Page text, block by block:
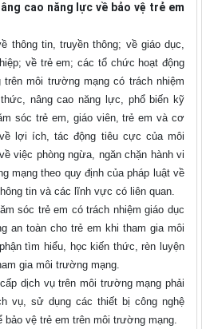
cao năng lực về bảo vệ trẻ em
thông tin, truyền thông; về giáo dục,
về trẻ em; các tổ chức hoạt động
môi trường mạng có trách nhiệm
nâng cao năng lực, phổ biến kỹ
sóc trẻ em, giáo viên, trẻ em và cơ
lợi ích, tác động tiêu cực của môi
việc phòng ngừa, ngăn chặn hành vi
mạng theo quy định của pháp luật về
tin và các lĩnh vực có liên quan.
sóc trẻ em có trách nhiệm giáo dục
an toàn cho trẻ em khi tham gia môi
tìm hiểu, học kiến thức, rèn luyện
gia môi trường mạng.
dịch vụ trên môi trường mạng phải
vụ, sử dụng các thiết bị công nghệ
bảo vệ trẻ em trên môi trường mạng.